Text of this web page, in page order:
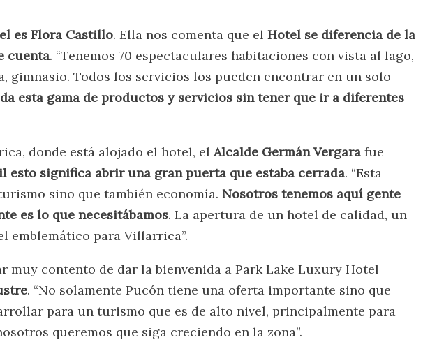
es Flora Castillo. Ella nos comenta que el Hotel se diferencia de la
cuenta. “Tenemos 70 espectaculares habitaciones con vista al lago,
gimnasio. Todos los servicios los pueden encontrar en un solo
esta gama de productos y servicios sin tener que ir a diferentes
donde está alojado el hotel, el Alcalde Germán Vergara fue
esto significa abrir una gran puerta que estaba cerrada. “Esta
sino que también economía. Nosotros tenemos aquí gente
es lo que necesitábamos. La apertura de un hotel de calidad, un
emblemático para Villarrica”.
muy contento de dar la bienvenida a Park Lake Luxury Hotel
. “No solamente Pucón tiene una oferta importante sino que
para un turismo que es de alto nivel, principalmente para
queremos que siga creciendo en la zona”.